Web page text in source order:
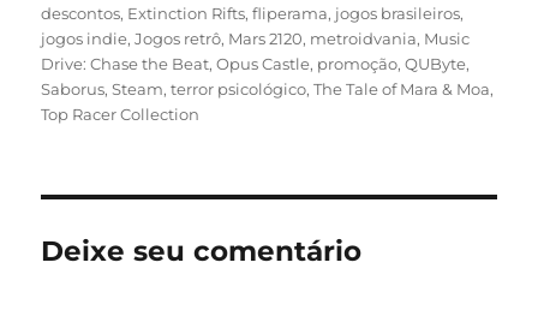
descontos, Extinction Rifts,fliperama, jogos brasileiros,
jogos indie,Jogos retrô, Mars 2120, metroidvania, Music
Drive: Chase the Beat,Opus Castle, promoção,QUByte,
Saborus,Steam,terror psicológico,The Tale of Mara & Moa,
Top Racer Collection
Deixe seu comentário